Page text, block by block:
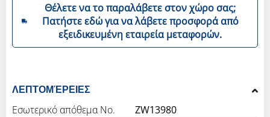
Θέλετε να το παραλάβετε στον χώρο σας;
Πατήστε εδώ για να λάβετε προσφορά από
εξειδικευμένη εταιρεία μεταφορών.
ΛΕΠΤΟΜΈΡΕΙΕΣ
Εσωτερικό απόθεμα Νο.
ZW13980